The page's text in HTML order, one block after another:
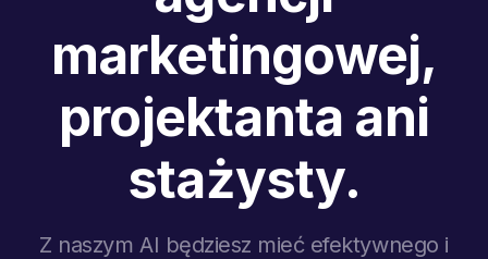
marketingowej,
projektanta ani
stażysty.
Z naszym AI będziesz mieć efektywnego i